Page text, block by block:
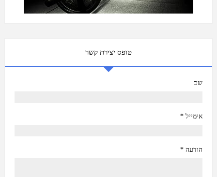
טופס יצירת קשר
שם
אימייל *
הודעה *